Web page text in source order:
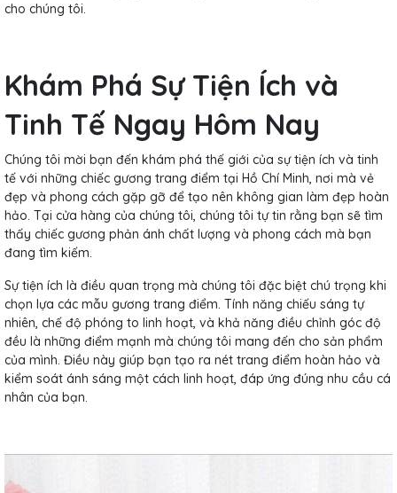
cho chúng tôi.
Khám Phá Sự Tiện Ích và
Tinh Tế Ngay Hôm Nay
Chúng tôi mời bạn đến khám phá thế giới của sự tiện ích và tinh
tế với những chiếc gương trang điểm tại Hồ Chí Minh, nơi mà vẻ
đẹp và phong cách gặp gỡ để tạo nên không gian làm đẹp hoàn
hảo. Tại cửa hàng của chúng tôi, chúng tôi tự tin rằng bạn sẽ tìm
thấy chiếc gương phản ánh chất lượng và phong cách mà bạn
đang tìm kiếm.
Sự tiện ích là điều quan trọng mà chúng tôi đặc biệt chú trọng khi
chọn lựa các mẫu gương trang điểm. Tính năng chiếu sáng tự
nhiên, chế độ phóng to linh hoạt, và khả năng điều chỉnh góc độ
đều là những điểm mạnh mà chúng tôi mang đến cho sản phẩm
của mình. Điều này giúp bạn tạo ra nét trang điểm hoàn hảo và
kiểm soát ánh sáng một cách linh hoạt, đáp ứng đúng nhu cầu cá
nhân của bạn.